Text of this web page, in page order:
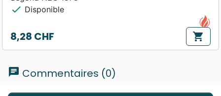
check Disponible
Prix
8,28 CHF shopping_cart
chat Commentaires (0)